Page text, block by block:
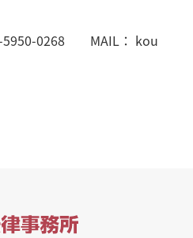
5950-0268 MAIL： kou